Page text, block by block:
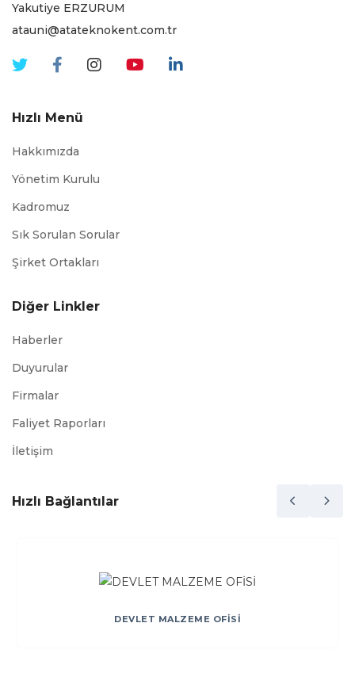
Yakutiye ERZURUM
atauni@atateknokent.com.tr
Hızlı Menü
Hakkımızda
Yönetim Kurulu
Kadromuz
Sık Sorulan Sorular
Şirket Ortakları
Diğer Linkler
Haberler
Duyurular
Firmalar
Faliyet Raporları
İletişim
Hızlı Bağlantılar
DEVLET MALZEME OFİSİ